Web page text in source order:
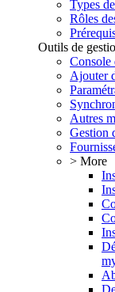
Types
Rôles
Outils de
Console
Ajouter
Autres
Gestion
> More